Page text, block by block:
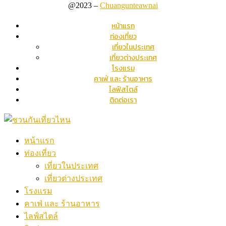
@2023 – Chuangunteawnai
หน้าแรก
ท่องเที่ยว
เที่ยวในประเทศ
เที่ยวต่างประเทศ
โรงแรม
คาเฟ่ และ ร้านอาหาร
ไลฟ์สไตล์
ติดต่อเรา
หน้าแรก
ท่องเที่ยว
เที่ยวในประเทศ
เที่ยวต่างประเทศ
โรงแรม
คาเฟ่ และ ร้านอาหาร
ไลฟ์สไตล์